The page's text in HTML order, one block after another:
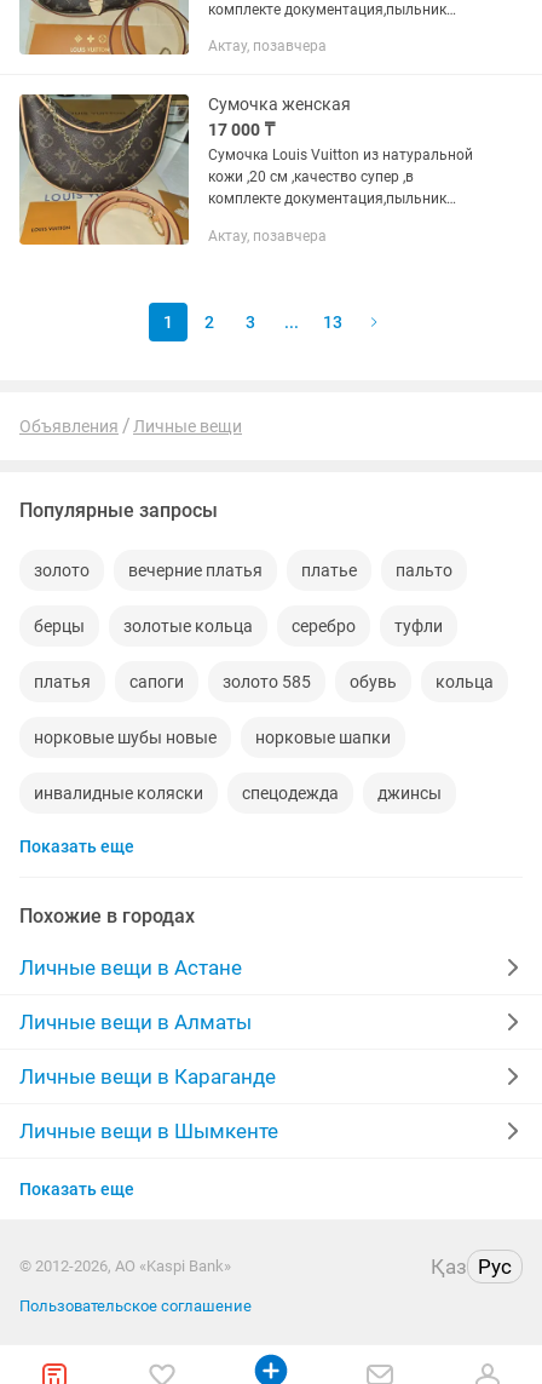
комплекте документация,пыльник
имеется ,очень качественная
тройной,логотип...
Актау, позавчера
Сумочка женская
17 000 ₸
Сумочка Louis Vuitton из натуральной
кожи ,20 см ,качество супер ,в
комплекте документация,пыльник
имеется ,очень качественная
Актау, позавчера
1 2 3 ... 13
Объявления Личные вещи
Популярные запросы
золото вечерние платья платье пальто
берцы золотые кольца серебро туфли
платья сапоги золото 585 обувь кольца
норковые шубы новые норковые шапки
инвалидные коляски спецодежда джинсы
мужские зимние куртки
зимние сапоги производство
платья на прокат сапоги женские
мужские норковые шапки
джинсы мужские купальник
Показать еще
Похожие в городах
Личные вещи в Астане
Личные вещи в Алматы
Личные вещи в Караганде
Личные вещи в Шымкенте
Личные вещи в Усть-Каменогорске
Личные вещи в Павлодаре
Показать еще
© 2012-2026, АО «Kaspi Bank» Қаз Рус
Пользовательское соглашение